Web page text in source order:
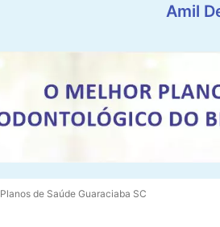
Amil
Planos de Saúde Guaraciaba SC